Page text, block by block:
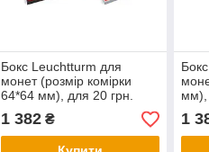
Бокс Leuchtturm для
монет (розмір комірки
64*64 мм), для 20 грн.
НБУ срібло
1 382₴
мм),
1